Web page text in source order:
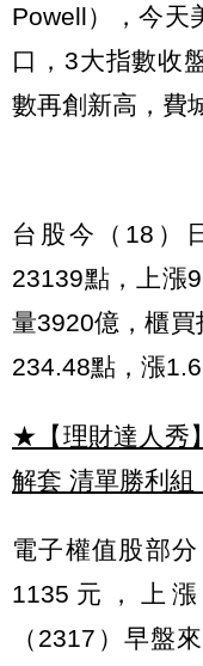
Powell），今天
口，3大指數收
數再創新高，費
台股今（18）
23139點，上漲
量3920億，櫃買
234.48點，漲
★【理財達人秀
解套 清單勝利組
電子權值股部
1135元，上
（2317）早盤